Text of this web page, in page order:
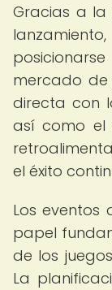
Gracias a
mercado de
directa con
así como el
el éxito
Los eventos
papel
de los
La